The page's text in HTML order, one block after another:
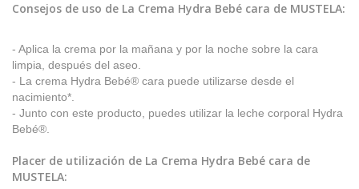
Consejos de uso de La Crema Hydra Bebé cara de MUSTELA:
- Aplica la crema por la mañana y por la noche sobre la cara
limpia, después del aseo.
- La crema Hydra Bebé® cara puede utilizarse desde el
nacimiento*.
- Junto con este producto, puedes utilizar la leche corporal Hydra
Bebé®.
Placer de utilización de La Crema Hydra Bebé cara de
MUSTELA: